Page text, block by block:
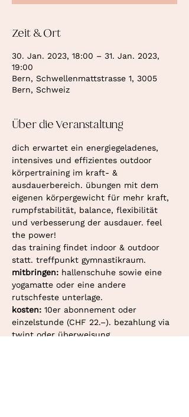
Zeit & Ort
30. Jan. 2023, 18:00 – 31. Jan. 2023,
19:00
Bern, Schwellenmattstrasse 1, 3005
Bern, Schweiz
Über die Veranstaltung
dich erwartet ein energiegeladenes,
intensives und effizientes outdoor
körpertraining im kraft- &
ausdauerbereich. übungen mit dem
eigenen körpergewicht für mehr kraft,
rumpfstabilität, balance, flexibilität
und verbesserung der ausdauer. feel
the power!
das training findet indoor & outdoor
statt. treffpunkt gymnastikraum.
mitbringen: hallenschuhe sowie eine
yogamatte oder eine andere
rutschfeste unterlage.
kosten: 10er abonnement oder
einzelstunde (CHF 22.–). bezahlung via
twint oder überweisung.